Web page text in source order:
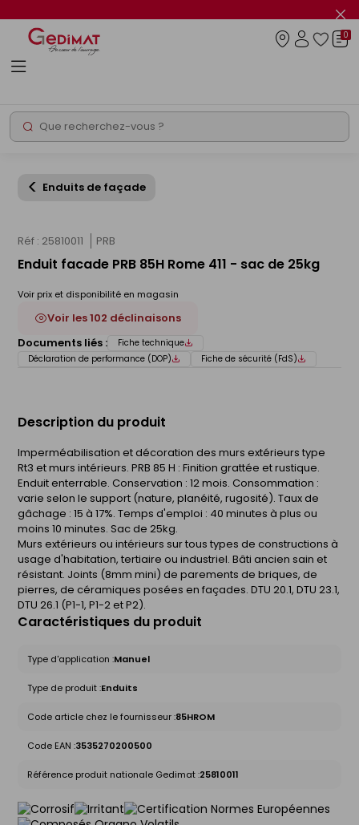
le
info
Rechercher
0
Enduits de façade
Réf : 25810011 PRB
Enduit facade PRB 85H Rome 411 - sac de 25kg
Voir prix et disponibilité en magasin
Voir les 102 déclinaisons
Documents liés :
Fiche technique
Déclaration de performance (DOP)
Fiche de sécurité (FdS)
Description du produit
Imperméabilisation et décoration des murs extérieurs type
Rt3 et murs intérieurs. PRB 85 H : Finition grattée et rustique.
Enduit enterrable. Conservation : 12 mois. Consommation :
varie selon le support (nature, planéité, rugosité). Taux de
gâchage : 15 à 17%. Temps d'emploi : 40 minutes à plus ou
moins 10 minutes. Sac de 25kg.
Murs extérieurs ou intérieurs sur tous types de constructions à
usage d'habitation, tertiaire ou industriel. Bâti ancien sain et
résistant. Joints (8mm mini) de parements de briques, de
pierres, de céramiques posées en façades. DTU 20.1, DTU 23.1,
DTU 26.1 (P1-1, P1-2 et P2).
Caractéristiques du produit
Type d'application :Manuel
Type de produit :Enduits
Code article chez le fournisseur :85HROM
Code EAN :3535270200500
Référence produit nationale Gedimat :25810011